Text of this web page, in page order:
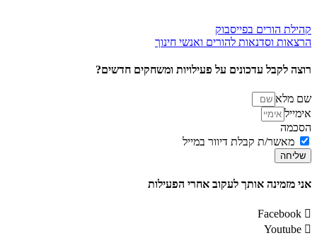
קהילת הורים בפייסבוק
הרצאות וסדנאות להורים ואנשי חינוך
רוצה לקבל עדכונים על פעילויות ומשחקים חדשים?
שם מלא
אימייל
הסכמה
מאשר/ת קבלת דיוור במייל
שליחה
אני מזמינה אותך לעקוב אחרי הפעילות
Facebook
Youtube